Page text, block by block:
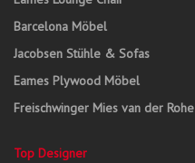
Barcelona Möbel
Jacobsen Stühle & Sofas
Eames Plywood Möbel
Freischwinger Mies van der Rohe
Top Designer